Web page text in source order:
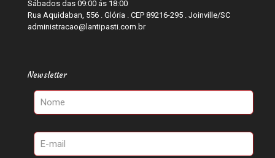
Sábados das 09:00 ás 18:00
Rua Aquidaban, 556 . Glória . CEP 89216-295 . Joinville/SC
administracao@lantipasti.com.br
Newsletter